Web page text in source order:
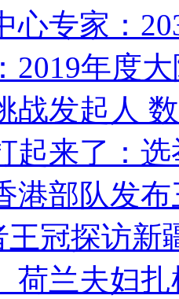
心专家：
2019年度
战发起人
起来了：
港部队发
王冠探访新
荷兰夫妇